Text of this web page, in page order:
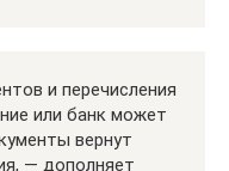
и перечисления
или банк может
вернут
— дополняет